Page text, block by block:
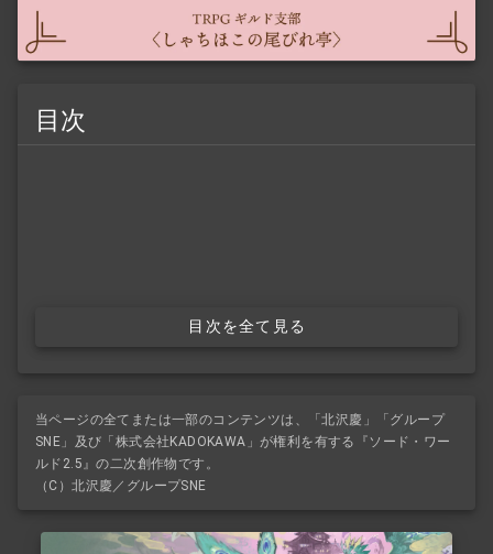
目次
目次を全て見る
当ページの全てまたは一部のコンテンツは、「北沢慶」「グループ
SNE」及び「株式会社KADOKAWA」が権利を有する『ソード・ワー
ルド2.5』の二次創作物です。
（C）北沢慶／グループSNE